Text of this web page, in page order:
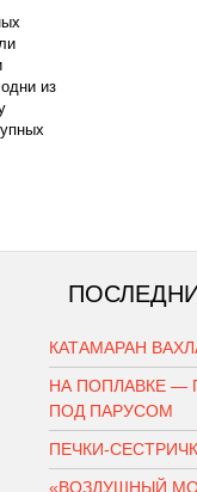
из
КАТАМАРАН
НА ПОПЛАВКЕ —
ПОД ПАРУСОМ
ПЕЧКИ-
«ВОЗДУШНЫЙ